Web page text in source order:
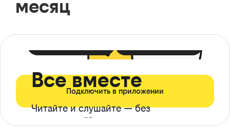
месяц
Все вместе
Читайте и слушайте — без
ограничений*
Подключить в приложении